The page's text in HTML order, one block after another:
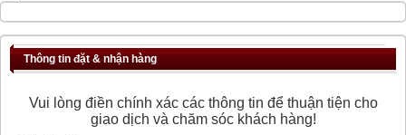
Thông tin đặt & nhận hàng
Vui lòng điền chính xác các thông tin để thuận tiện cho
giao dịch và chăm sóc khách hàng!